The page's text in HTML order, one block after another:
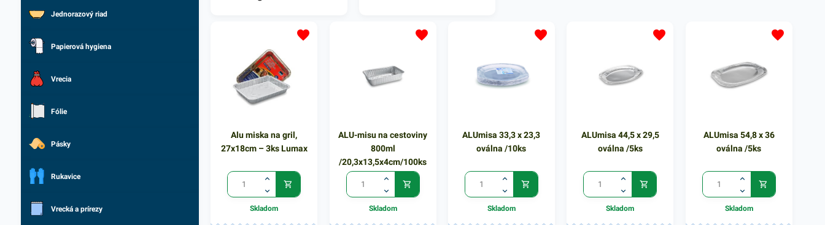
Jednorazový riad
Papierová hygiena
Vrecia
Fólie
Pásky
Rukavice
Vrecká a prírezy
Alu miska na gril,
27x18cm – 3ks Lumax
Skladom
ALU-misu na cestoviny
800ml
/20,3x13,5x4cm/100ks
Skladom
ALUmisa 33,3 x 23,3
oválna /10ks
Skladom
ALUmisa 44,5 x 29,5
oválna /5ks
Skladom
ALUmisa 54,8 x 36
oválna /5ks
Skladom